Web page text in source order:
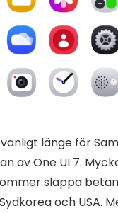
länge för
av One UI 7.
släppa
och USA.